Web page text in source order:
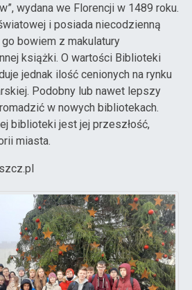
wydana we Florencji w 1489 roku.
i posiada niecodzienną
bowiem z makulatury
książki. O wartości Biblioteki
jednak ilość cenionych na rynku
Podobny lub nawet lepszy
w nowych bibliotekach.
biblioteki jest jej przeszłość,
miasta.